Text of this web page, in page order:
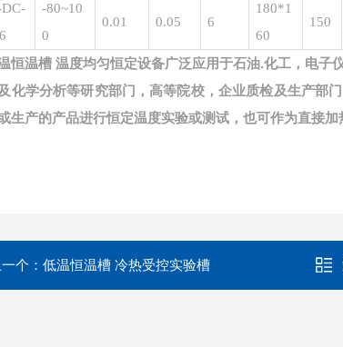
-80~10
0
0.01 0.05 6
180*1
60
150
恒温槽 温度均匀恒定设备广泛应用于石油.化工，电子
化学分析等研究部门，高等院校，企业质检及生产部
生产的产品进行恒定温度实验或测试，也可作为直接加
个：低温恒温槽 冷热受控实验槽